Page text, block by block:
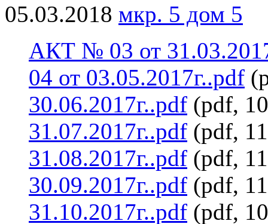
05.03.2018 мкр. 5 дом 5
АКТ № 03 от
04 от 03.05.2017г..pdf
30.06.2017г..pdf (pdf,
31.07.2017г..pdf (pdf,
31.08.2017г..pdf (pdf,
30.09.2017г..pdf (pdf,
31.10.2017г..pdf (pdf,